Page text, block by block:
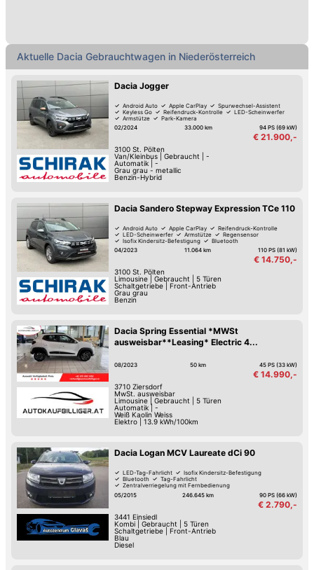
Aktuelle Dacia Gebrauchtwagen in Niederösterreich
Dacia Jogger
Android Auto Apple CarPlay
Spurwechsel-Assistent
Keyless Go
Reifendruck-Kontrolle
LED-Scheinwerfer
Armstütze
Park-Kamera
02/2024
33.000 km 94 PS (69 kW)
€ 21.900,-
3100 St. Pölten
Van/Kleinbus| Gebraucht
-
Automatik| -
Grau grau - metallic
Benzin-Hybrid
Dacia Sandero Stepway Expression TCe 110
Android Auto Apple CarPlay
Reifendruck-Kontrolle
LED-Scheinwerfer
Armstütze
Regensensor
Isofix Kindersitz-Befestigung
Bluetooth
04/2023
11.064 km 110 PS (81 kW)
€ 14.750,-
3100 St. Pölten
Limousine| Gebraucht
5 Türen
Schaltgetriebe| Front-Antrieb
Grau grau
Benzin
Dacia Spring Essential *MWSt
ausweisbar**Leasing* Electric 4...
08/2023 50 km 45 PS (33 kW)
€ 14.990,-
3710 Ziersdorf
MwSt. ausweisbar
Limousine| Gebraucht
5 Türen
Automatik| -
Weiß Kaolin Weiss
Elektro
13.9 kWh/100km
Dacia Logan MCV Laureate dCi 90
LED-Tag-Fahrlicht
Isofix Kindersitz-Befestigung
Bluetooth
Tag-Fahrlicht
Zentralverriegelung mit Fernbedienung
Zentralverriegelung
05/2015 246.645 km 90 PS (66 kW)
€ 2.790,-
3441 Einsiedl
Kombi| Gebraucht
5 Türen
Schaltgetriebe| Front-Antrieb
Blau
Diesel